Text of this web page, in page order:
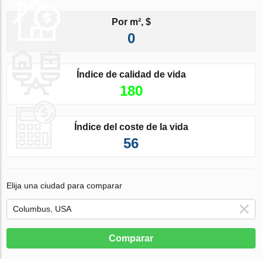
Por m², $
0
Índice de calidad de vida
180
Índice del coste de la vida
56
Elija una ciudad para comparar
Comparar